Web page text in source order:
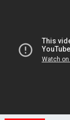
Teknoloji